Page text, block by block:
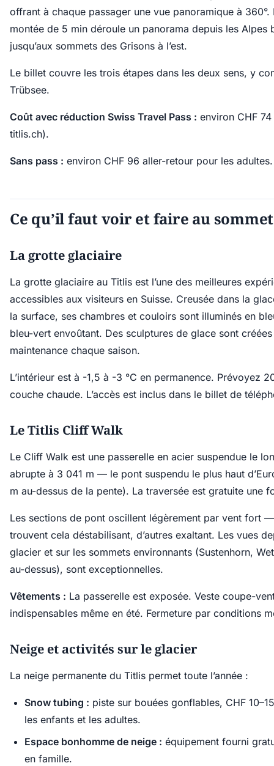
offrant à chaque passager une vue panoramique à
montée de 5 min déroule un panorama depuis les Alpes
jusqu’aux sommets des Grisons à l’est.
Le billet couvre les trois étapes dans les deux sens, y
Trübsee.
Coût avec réduction Swiss Travel Pass : environ CHF
titlis.ch).
Sans pass : environ CHF 96 aller-retour pour les adultes.
Ce qu’il faut voir et faire au sommet
La grotte glaciaire
La grotte glaciaire au Titlis est l’une des meilleures
accessibles aux visiteurs en Suisse. Creusée dans la
la surface, ses chambres et couloirs sont illuminés en
bleu-vert envoûtant. Des sculptures de glace sont créées
maintenance chaque saison.
L’intérieur est à -1,5 à -3 °C en permanence. Prévoyez
couche chaude. L’accès est inclus dans le billet de
Le Titlis Cliff Walk
Le Cliff Walk est une passerelle en acier suspendue le
abrupte à 3 041 m — le pont suspendu le plus haut
m au-dessus de la pente). La traversée est gratuite une
Les sections de pont oscillent légèrement par vent fort
trouvent cela déstabilisant, d’autres exaltant. Les vues
glacier et sur les sommets environnants (Sustenhorn,
au-dessus), sont exceptionnelles.
Vêtements : La passerelle est exposée. Veste coupe-
indispensables même en été. Fermeture par conditions
Neige et activités sur le glacier
La neige permanente du Titlis permet toute l’année :
Snow tubing : piste sur bouées gonflables, CHF
les enfants et les adultes.
Espace bonhomme de neige : équipement fourni
en famille.